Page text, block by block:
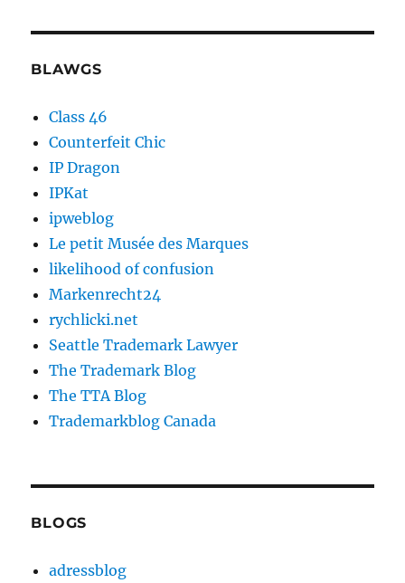
BLAWGS
Class 46
Counterfeit Chic
IP Dragon
IPKat
ipweblog
Le petit Musée des Marques
likelihood of confusion
Markenrecht24
rychlicki.net
Seattle Trademark Lawyer
The Trademark Blog
The TTA Blog
Trademarkblog Canada
BLOGS
adressblog